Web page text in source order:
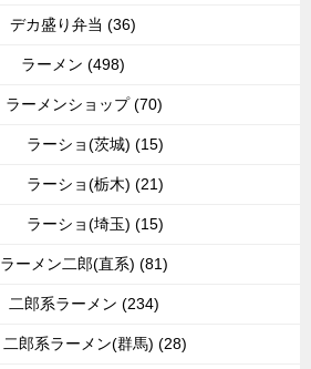
デカ盛り弁当 (36)
ラーメン (498)
ラーメンショップ (70)
ラーショ(茨城) (15)
ラーショ(栃木) (21)
ラーショ(埼玉) (15)
ラーメン二郎(直系) (81)
二郎系ラーメン (234)
二郎系ラーメン(群馬) (28)